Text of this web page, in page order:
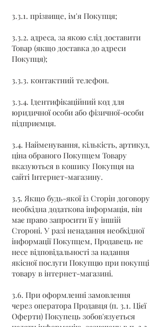
3.3.1. прізвище, ім'я Покупця;
3.3.2. адреса, за якою слід доставити
Товар (якщо доставка до адреси
Покупця);
3.3.3. контактний телефон.
3.3.4. Ідентифікаційний код для
юридичної особи або фізичної-особи
підприємця.
3.4. Найменування, кількість, артикул,
ціна обраного Покупцем Товару
вказуються в кошику Покупця на
сайті Інтернет-магазину.
3.5. Якщо будь-якої із Сторін договору
необхідна додаткова інформація, він
має право запросити її у іншій
Стороні. У разі ненадання необхідної
інформації Покупцем, Продавець не
несе відповідальності за надання
якісної послуги Покупцю при покупці
товару в інтернет-магазині.
3.6. При оформленні замовлення
через оператора Продавця (п. 3.1. Цієї
Оферти) Покупець зобов'язується